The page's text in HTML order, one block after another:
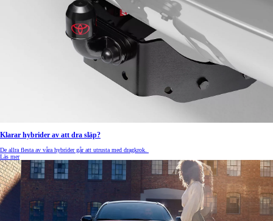
Klarar hybrider av att dra släp?
De allra flesta av våra hybrider går att utrusta med dragkrok.
Läs mer